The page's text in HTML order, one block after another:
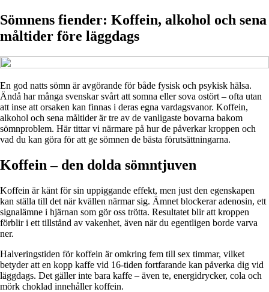
Sömnens fiender: Koffein, alkohol och sena
måltider före läggdags
En god natts sömn är avgörande för både fysisk och psykisk hälsa.
Ändå har många svenskar svårt att somna eller sova ostört – ofta utan
att inse att orsaken kan finnas i deras egna vardagsvanor. Koffein,
alkohol och sena måltider är tre av de vanligaste bovarna bakom
sömnproblem. Här tittar vi närmare på hur de påverkar kroppen och
vad du kan göra för att ge sömnen de bästa förutsättningarna.
Koffein – den dolda sömntjuven
Koffein är känt för sin uppiggande effekt, men just den egenskapen
kan ställa till det när kvällen närmar sig. Ämnet blockerar adenosin, ett
signalämne i hjärnan som gör oss trötta. Resultatet blir att kroppen
förblir i ett tillstånd av vakenhet, även när du egentligen borde varva
ner.
Halveringstiden för koffein är omkring fem till sex timmar, vilket
betyder att en kopp kaffe vid 16-tiden fortfarande kan påverka dig vid
läggdags. Det gäller inte bara kaffe – även te, energidrycker, cola och
mörk choklad innehåller koffein.